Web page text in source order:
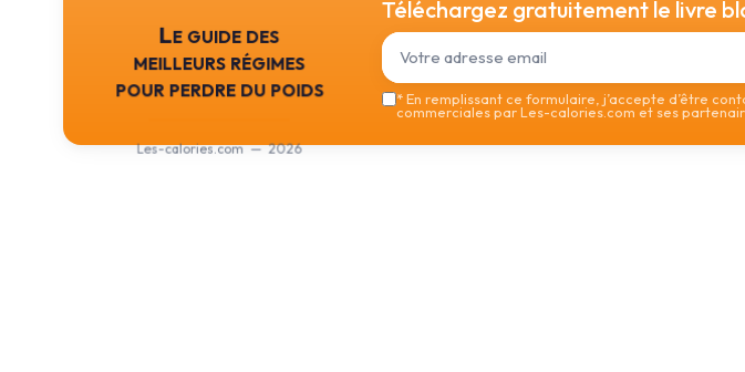
Le guide des
meilleurs régimes
pour perdre du poids
Les-calories.com — 2026
Téléchargez gratuitement le livre
*En remplissant ce formulaire, j’accepte d’être
commerciales par Les-calories.com et ses